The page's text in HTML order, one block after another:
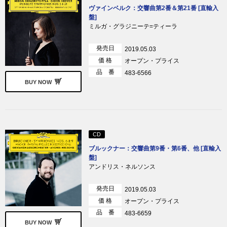
BUY NOW
ヴァインベルク：交響曲第2番＆第21番 [直輸入
盤]
ミルガ・グラジニーテ=ティーラ
発売日
2019.05.03
価 格
オープン・プライス
品 番
483-6566
BUY NOW
CD
ブルックナー：交響曲第9番・第6番、他 [直輸入
盤]
アンドリス・ネルソンス
発売日
2019.05.03
価 格
オープン・プライス
品 番
483-6659